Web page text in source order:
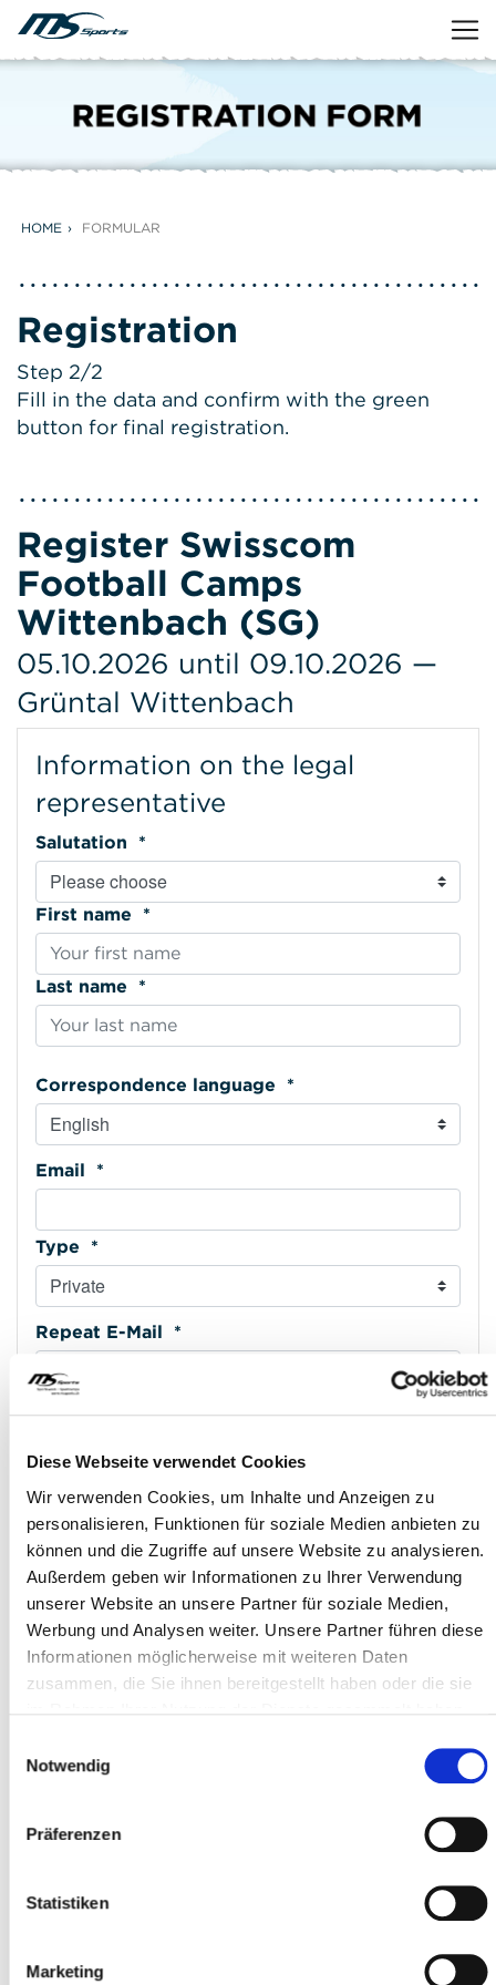
Diese Webseite verwendet Cookies
Wir verwenden Cookies, um Inhalte und Anzeigen zu
personalisieren, Funktionen für soziale Medien anbieten zu
können und die Zugriffe auf unsere Website zu analysieren.
Außerdem geben wir Informationen zu Ihrer Verwendung
unserer Website an unsere Partner für soziale Medien,
Werbung und Analysen weiter. Unsere Partner führen diese
Informationen möglicherweise mit weiteren Daten
zusammen, die Sie ihnen bereitgestellt haben oder die sie
Notwendig
Präferenzen
Statistiken
Marketing
HOME FORMULAR
Registration
Step 2/2
Fill in the data and confirm with the green
button for final registration.
Register Swisscom
Football Camps
Wittenbach (SG)
05.10.2026 until 09.10.2026 —
Grüntal Wittenbach
Information on the legal
representative
Salutation *
First name *
Last name *
Correspondence language *
Email *
Type *
Repeat E-Mail *
Phone mobile *
Type *
Address line 1 *
Postal code *
City *